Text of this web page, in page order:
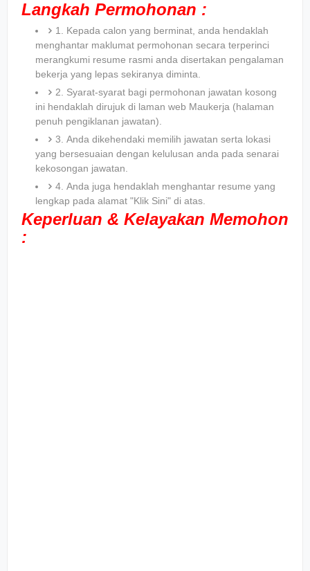
Langkah Permohonan :
1. Kepada calon yang berminat, anda hendaklah
menghantar maklumat permohonan secara terperinci
merangkumi resume rasmi anda disertakan pengalaman
bekerja yang lepas sekiranya diminta.
2. Syarat-syarat bagi permohonan jawatan kosong
ini hendaklah dirujuk di laman web Maukerja (halaman
penuh pengiklanan jawatan).
3. Anda dikehendaki memilih jawatan serta lokasi
yang bersesuaian dengan kelulusan anda pada senarai
kekosongan jawatan.
4. Anda juga hendaklah menghantar resume yang
lengkap pada alamat "Klik Sini" di atas.
Keperluan & Kelayakan Memohon
: